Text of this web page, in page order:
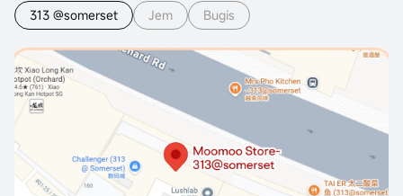
313 @somerset Jem Bugis